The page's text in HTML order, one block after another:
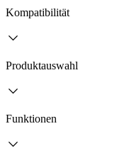
Kompatibilität
Produktauswahl
Funktionen